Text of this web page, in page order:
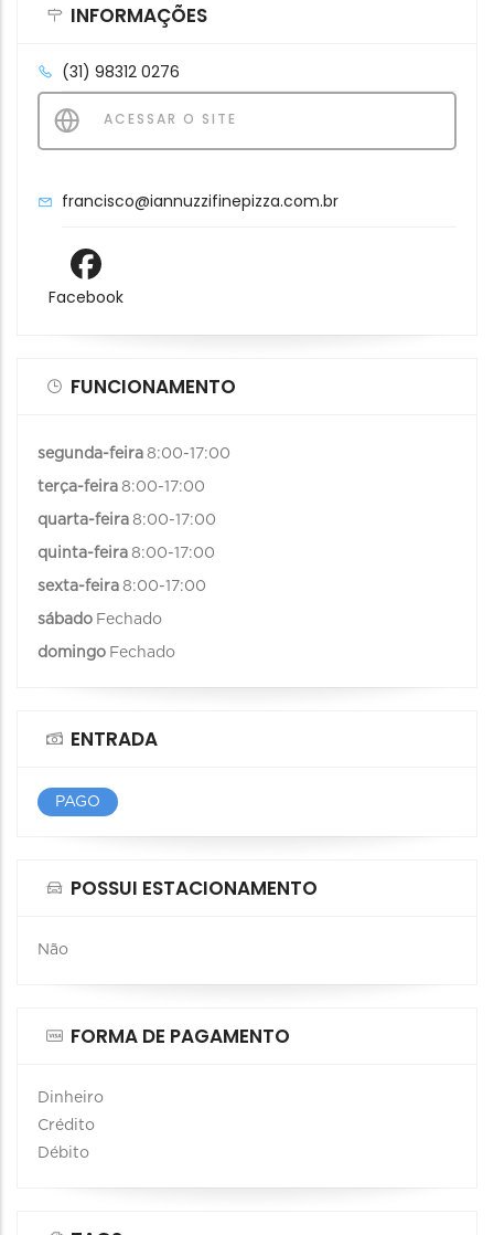
INFORMAÇÕES
(31) 98312 0276
ACESSAR O SITE
francisco@iannuzzifinepizza.com.br
Facebook
FUNCIONAMENTO
segunda-feira 8:00-17:00
terça-feira 8:00-17:00
quarta-feira 8:00-17:00
quinta-feira 8:00-17:00
sexta-feira 8:00-17:00
sábado Fechado
domingo Fechado
ENTRADA
PAGO
POSSUI ESTACIONAMENTO
Não
FORMA DE PAGAMENTO
Dinheiro
Crédito
Débito